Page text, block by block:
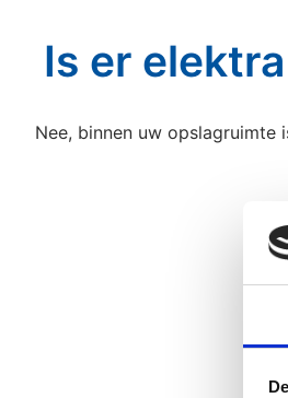
Is er
Nee, binnen uw opslagruimte